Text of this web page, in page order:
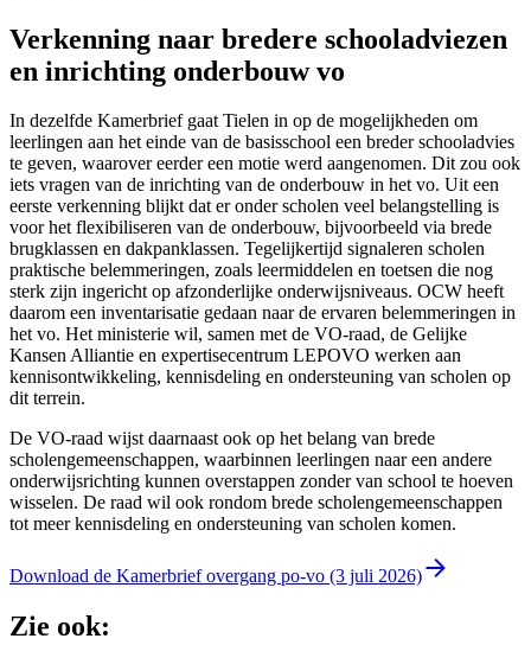
Verkenning naar bredere schooladviezen
en inrichting onderbouw vo
In dezelfde Kamerbrief gaat Tielen in op de mogelijkheden om
leerlingen aan het einde van de basisschool een breder schooladvies
te geven, waarover eerder een motie werd aangenomen. Dit zou ook
iets vragen van de inrichting van de onderbouw in het vo. Uit een
eerste verkenning blijkt dat er onder scholen veel belangstelling is
voor het flexibiliseren van de onderbouw, bijvoorbeeld via brede
brugklassen en dakpanklassen. Tegelijkertijd signaleren scholen
praktische belemmeringen, zoals leermiddelen en toetsen die nog
sterk zijn ingericht op afzonderlijke onderwijsniveaus. OCW heeft
daarom een inventarisatie gedaan naar de ervaren belemmeringen in
het vo. Het ministerie wil, samen met de VO-raad, de Gelijke
Kansen Alliantie en expertisecentrum LEPOVO werken aan
kennisontwikkeling, kennisdeling en ondersteuning van scholen op
dit terrein.
De VO-raad wijst daarnaast ook op het belang van brede
scholengemeenschappen, waarbinnen leerlingen naar een andere
onderwijsrichting kunnen overstappen zonder van school te hoeven
wisselen. De raad wil ook rondom brede scholengemeenschappen
tot meer kennisdeling en ondersteuning van scholen komen.
Download de Kamerbrief overgang po-vo (3 juli 2026)
Zie ook: